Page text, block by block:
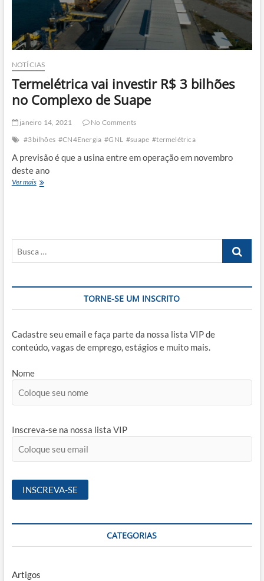
NOTÍCIAS
Termelétrica vai investir R$ 3 bilhões
no Complexo de Suape
janeiro 14, 2021
No Comments
#3bilhões #CN4Energia #GNL #suape #termelétrica
A previsão é que a usina entre em operação em novembro
deste ano
Ver maisTermelétrica
Complexo
Busca
TORNE-SE UM INSCRITO
Cadastre seu email e faça parte da nossa lista VIP de
conteúdo, vagas de emprego, estágios e muito mais.
Nome
Inscreva-se na nossa lista VIP
CATEGORIAS
Artigos